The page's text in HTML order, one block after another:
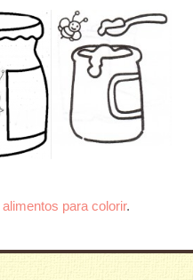
alimentos para colorir.